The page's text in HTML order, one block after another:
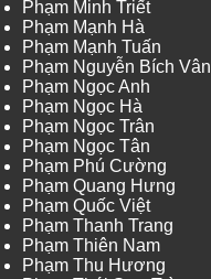
Phạm Minh Triết
Phạm Mạnh Hà
Phạm Mạnh Tuấn
Phạm Nguyễn Bích Vân
Phạm Ngọc Anh
Phạm Ngọc Hà
Phạm Ngọc Trân
Phạm Ngọc Tân
Phạm Phú Cường
Phạm Quang Hưng
Phạm Quốc Việt
Phạm Thanh Trang
Phạm Thiên Nam
Phạm Thu Hương